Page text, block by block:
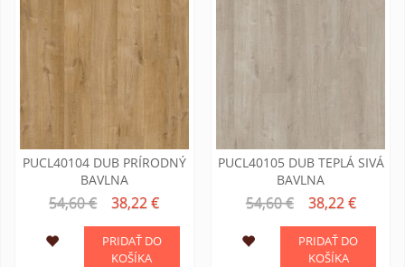
PUCL40104 DUB PRÍRODNÝ
BAVLNA
54,60 € 38,22 €
PRIDAŤ DO
KOŠÍKA
PUCL40105 DUB TEPLÁ SIVÁ
BAVLNA
54,60 € 38,22 €
PRIDAŤ DO
KOŠÍKA